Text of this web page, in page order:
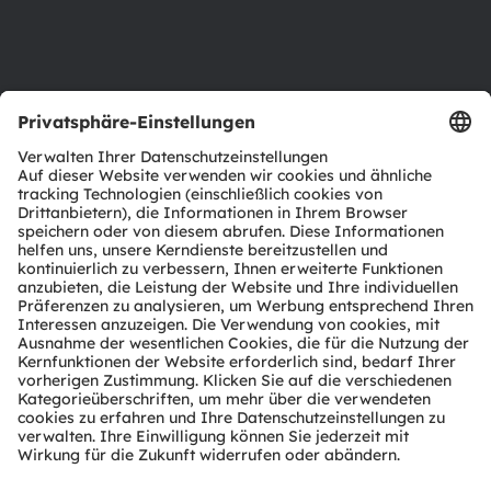
Produkt Selektor
Download Center
Tools
Kundenanfragen
Technischer Support
Partner Netzwerk
Whistleblowing
© 2026 ams-OSRAM AG. All rights reserved.